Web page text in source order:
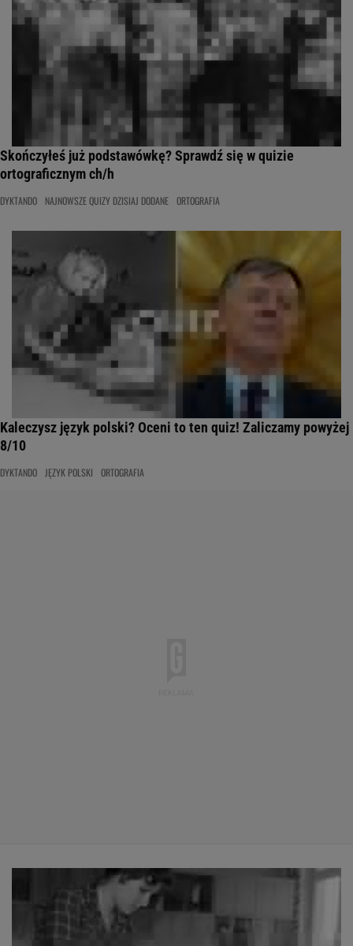
Skończyłeś już podstawówkę? Sprawdź się w quizie
ortograficznym ch/h
DYKTANDO NAJNOWSZE QUIZY DZISIAJ DODANE ORTOGRAFIA
Kaleczysz język polski? Oceni to ten quiz! Zaliczamy powyżej
8/10
DYKTANDO JĘZYK POLSKI ORTOGRAFIA